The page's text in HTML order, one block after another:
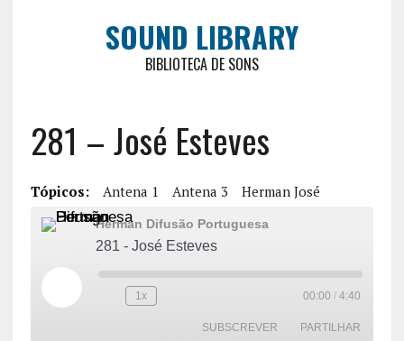
SOUND LIBRARY
BIBLIOTECA DE SONS
281 – José Esteves
Tópicos: Antena 1 Antena 3 Herman José
Herman Difusão Portuguesa
281 - José Esteves
1x 00:00 / 4:40
SUBSCREVER PARTILHAR